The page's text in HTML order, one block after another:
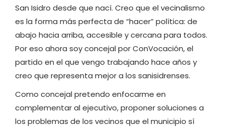
San Isidro desde que nací. Creo que el vecinalismo
es la forma más perfecta de “hacer” política: de
abajo hacia arriba, accesible y cercana para todos.
Por eso ahora soy concejal por ConVocación, el
partido en el que vengo trabajando hace años y
creo que representa mejor a los sanisidrenses.
Como concejal pretendo enfocarme en
complementar al ejecutivo, proponer soluciones a
los problemas de los vecinos que el municipio sí